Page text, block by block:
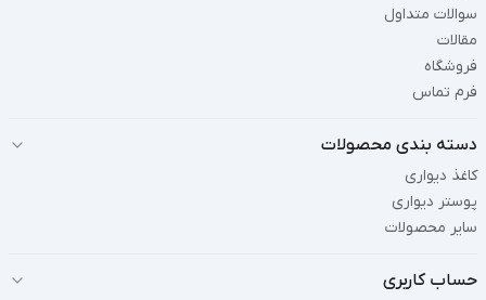
سوالات متداول
مقالات
فروشگاه
فرم تماس
دسته بندی محصولات
کاغذ دیواری
پوستر دیواری
سایر محصولات
حساب کاربری